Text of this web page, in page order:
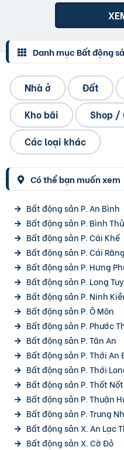
Danh mục Bất động
Nhà ở Đất
Kho bãi
Shop /
Các loại khác
Có thể bạn muốn xem
Bất động sản P. An Bình
Bất động sản P. Bình
Bất động sản P. Cái Khế
Bất động sản P. Cái Răng
Bất động sản P. Hưng
Bất động sản P. Long
Bất động sản P. Ninh
Bất động sản P. Ô Môn
Bất động sản P. Phước
Bất động sản P. Tân An
Bất động sản P. Thới An
Bất động sản P. Thới
Bất động sản P. Thốt Nốt
Bất động sản P. Thuận
Bất động sản P. Trung
Bất động sản X. An Lạc
Bất động sản X. Cờ Đỏ